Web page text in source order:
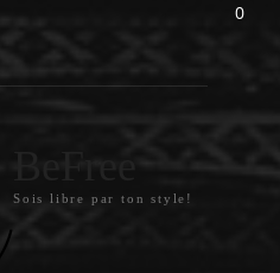
0
Sois libre par ton style!